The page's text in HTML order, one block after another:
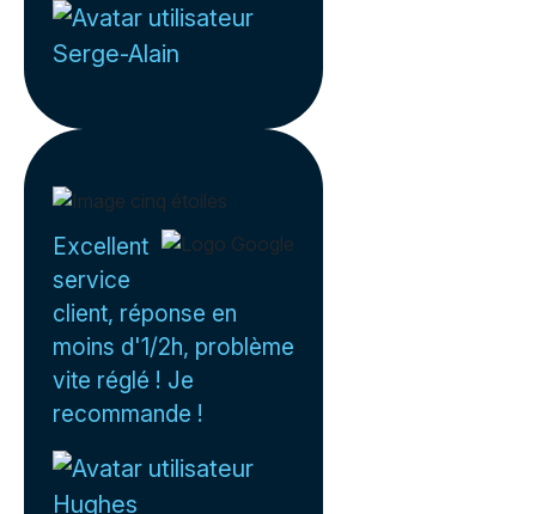
Serge-Alain
Excellent
service
client, réponse en
moins d'1/2h, problème
vite réglé ! Je
recommande !
Hughes